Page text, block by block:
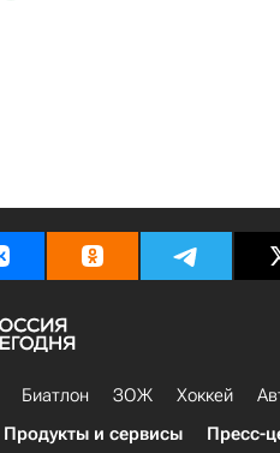
Биатлон ЗОЖ Хоккей
Продукты и сервисы Пресс-